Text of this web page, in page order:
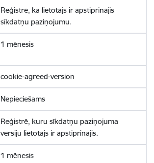
Reģistrē, ka lietotājs ir apstiprinājis
sīkdatņu paziņojumu.
1 mēnesis
cookie-agreed-version
Nepieciešams
Reģistrē, kuru sīkdatņu paziņojuma
versiju lietotājs ir apstiprinājis.
1 mēnesis